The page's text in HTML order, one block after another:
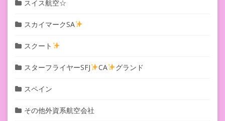
スイス航空☆
スカイマークSA
スクート
スターフライヤーSFJ CA グランド
スペイン
その他外資系航空会社